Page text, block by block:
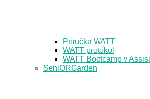
Príručka WATT
WATT protokol
WATT Bootcamp v Assisi
SeniORGarden